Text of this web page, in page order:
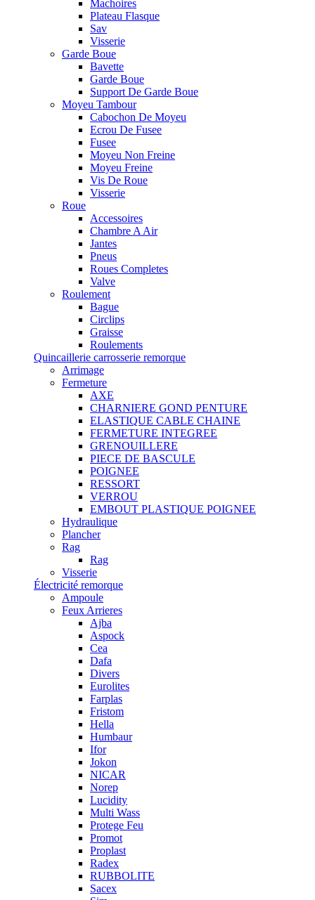
Machoires
Plateau Flasque
Sav
Visserie
Garde Boue
Bavette
Garde Boue
Support De Garde Boue
Moyeu Tambour
Cabochon De Moyeu
Ecrou De Fusee
Fusee
Moyeu Non Freine
Moyeu Freine
Vis De Roue
Visserie
Roue
Accessoires
Chambre A Air
Jantes
Pneus
Roues Completes
Valve
Roulement
Bague
Circlips
Graisse
Roulements
Quincaillerie carrosserie remorque
Arrimage
Fermeture
AXE
CHARNIERE GOND PENTURE
ELASTIQUE CABLE CHAINE
FERMETURE INTEGREE
GRENOUILLERE
PIECE DE BASCULE
POIGNEE
RESSORT
VERROU
EMBOUT PLASTIQUE POIGNEE
Hydraulique
Plancher
Rag
Rag
Visserie
Électricité remorque
Ampoule
Feux Arrieres
Ajba
Aspock
Cea
Dafa
Divers
Eurolites
Farplas
Fristom
Hella
Humbaur
Ifor
Jokon
NICAR
Norep
Lucidity
Multi Wass
Protege Feu
Promot
Proplast
Radex
RUBBOLITE
Sacex